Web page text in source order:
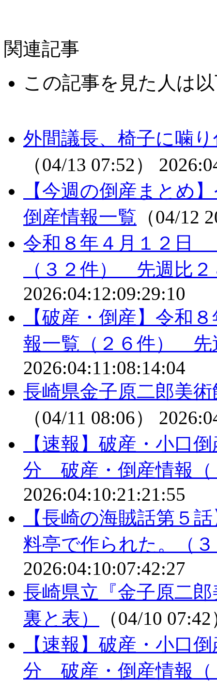
関連記事
この記事を見た人は
外間議長、椅子に噛
（04/13 07:52）
【今週の倒産まとめ
倒産情報一覧 （04/12
令和８年４月１２日
（３２件） 先週比２
2026:04:12:09:29:10
【破産・倒産】令和
報一覧（２６件） 先
2026:04:11:08:14:04
長崎県金子原二郎美
（04/11 08:06）
【速報】破産・小口
分 破産・倒産情報（
2026:04:10:21:21:55
【長崎の海賊話第５
料亭で作られた。（
2026:04:10:07:42:27
長崎県立『金子原二
裏と表）
（04/10
【速報】破産・小口
分 破産・倒産情報（